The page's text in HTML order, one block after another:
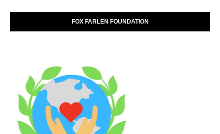
FOX FARLEN FOUNDATION